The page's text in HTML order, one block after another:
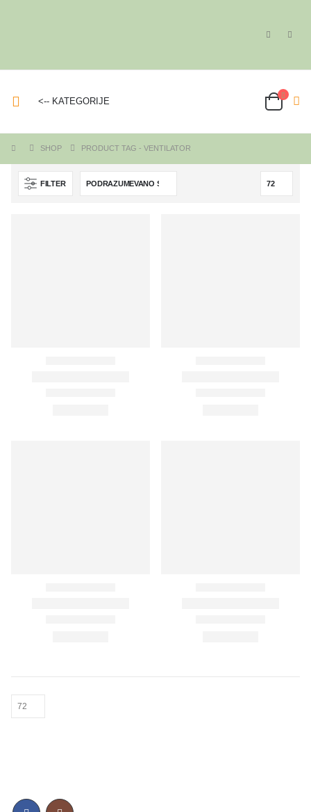
<-- KATEGORIJE
SHOP PRODUCT TAG - VENTILATOR
FILTER